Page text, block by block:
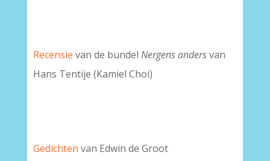
Recensie van de bundel Nergens andersvan
Hans Tentije (Kamiel Choi)
Gedichten van Edwin de Groot